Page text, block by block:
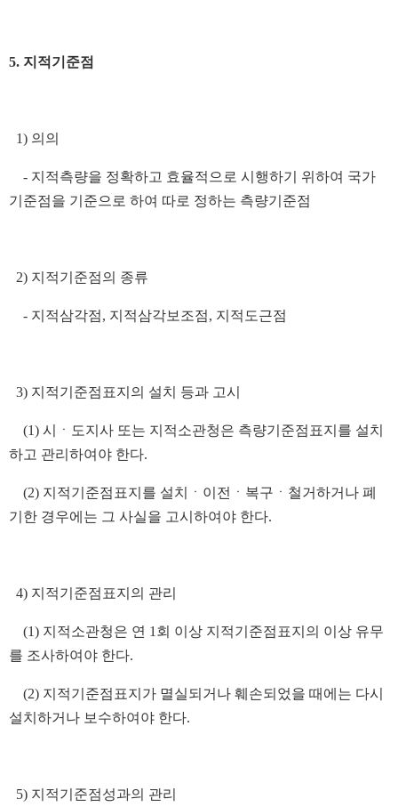
5. 지적기준점
1) 의의
- 지적측량을 정확하고 효율적으로 시행하기 위하여 국가
기준점을 기준으로 하여 따로 정하는 측량기준점
2) 지적기준점의 종류
- 지적삼각점, 지적삼각보조점, 지적도근점
3) 지적기준점표지의 설치 등과 고시
(1) 시ㆍ도지사 또는 지적소관청은 측량기준점표지를 설치
하고 관리하여야 한다.
(2) 지적기준점표지를 설치ㆍ이전ㆍ복구ㆍ철거하거나 폐
기한 경우에는 그 사실을 고시하여야 한다.
4) 지적기준점표지의 관리
(1) 지적소관청은 연 1회 이상 지적기준점표지의 이상 유무
를 조사하여야 한다.
(2) 지적기준점표지가 멸실되거나 훼손되었을 때에는 다시
설치하거나 보수하여야 한다.
5) 지적기준점성과의 관리